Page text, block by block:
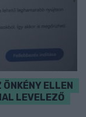
ELLEN
LEVELEZŐ